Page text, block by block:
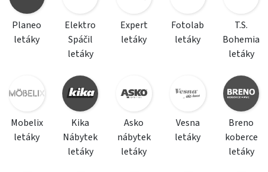
Planeo
letáky
Elektro
Spáčil
letáky
Expert
letáky
Fotolab
letáky
T.S.
Bohemia
letáky
Mobelix
letáky
Kika
Nábytek
letáky
Asko
nábytek
letáky
Vesna
letáky
Breno
koberce
letáky